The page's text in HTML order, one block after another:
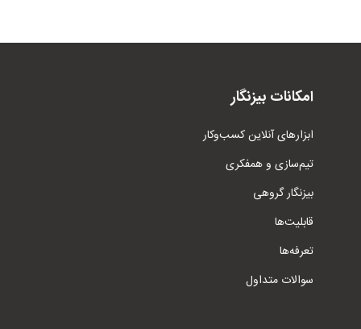
امکانات بیزنگار
ابزار‌های آنلاین کسب‌وکار
تیم‌سازی و همفکری
بیزنگار گروهی
قابلیت‌ها
تعرفه‌ها
سوالات متداول